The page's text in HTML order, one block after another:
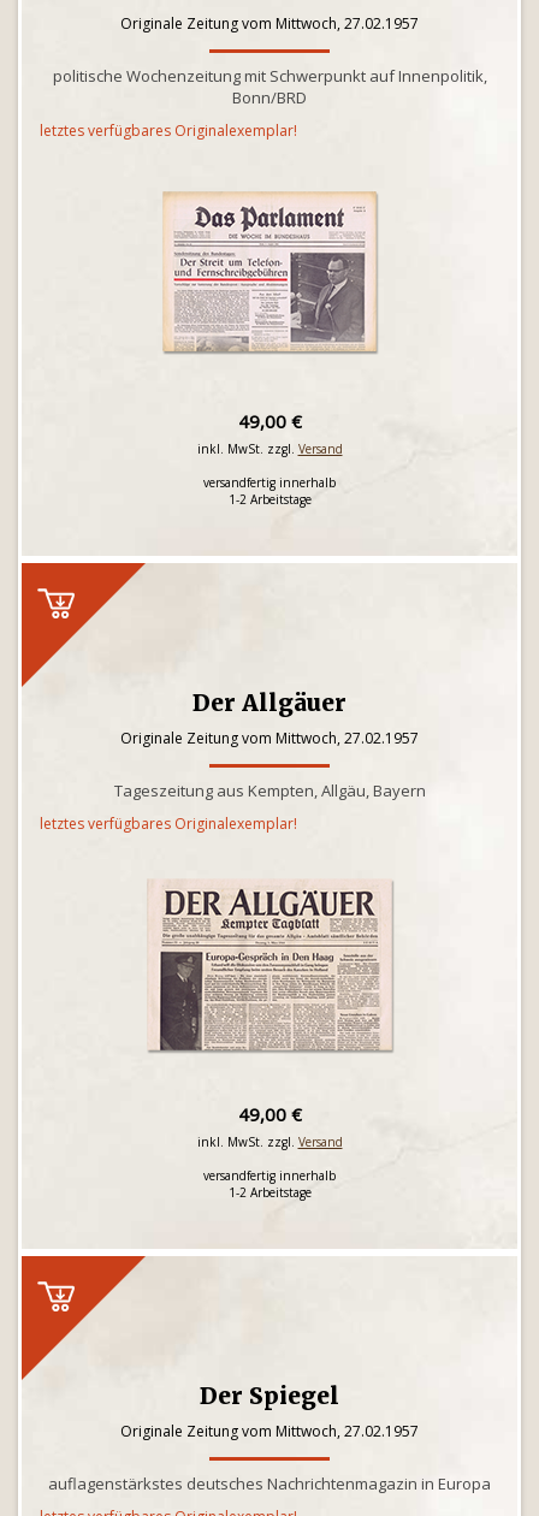
Originale Zeitung vom Mittwoch, 27.02.1957
politische Wochenzeitung mit Schwerpunkt auf Innenpolitik,
Bonn/BRD
letztes verfügbares Originalexemplar!
49,00 €
inkl. MwSt. zzgl. Versand
versandfertig innerhalb
1-2 Arbeitstage
Der Allgäuer
Originale Zeitung vom Mittwoch, 27.02.1957
Tageszeitung aus Kempten, Allgäu, Bayern
letztes verfügbares Originalexemplar!
49,00 €
inkl. MwSt. zzgl. Versand
versandfertig innerhalb
1-2 Arbeitstage
Der Spiegel
Originale Zeitung vom Mittwoch, 27.02.1957
auflagenstärkstes deutsches Nachrichtenmagazin in Europa